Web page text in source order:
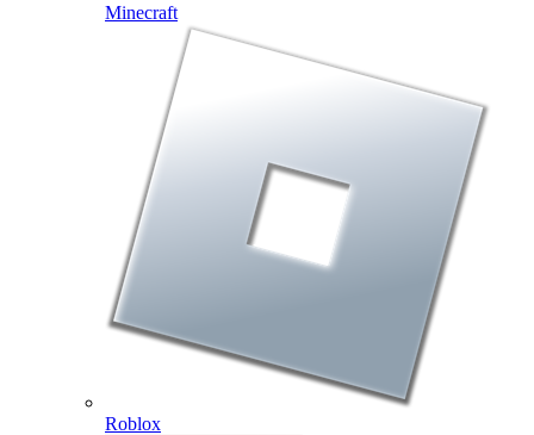
Minecraft
Roblox